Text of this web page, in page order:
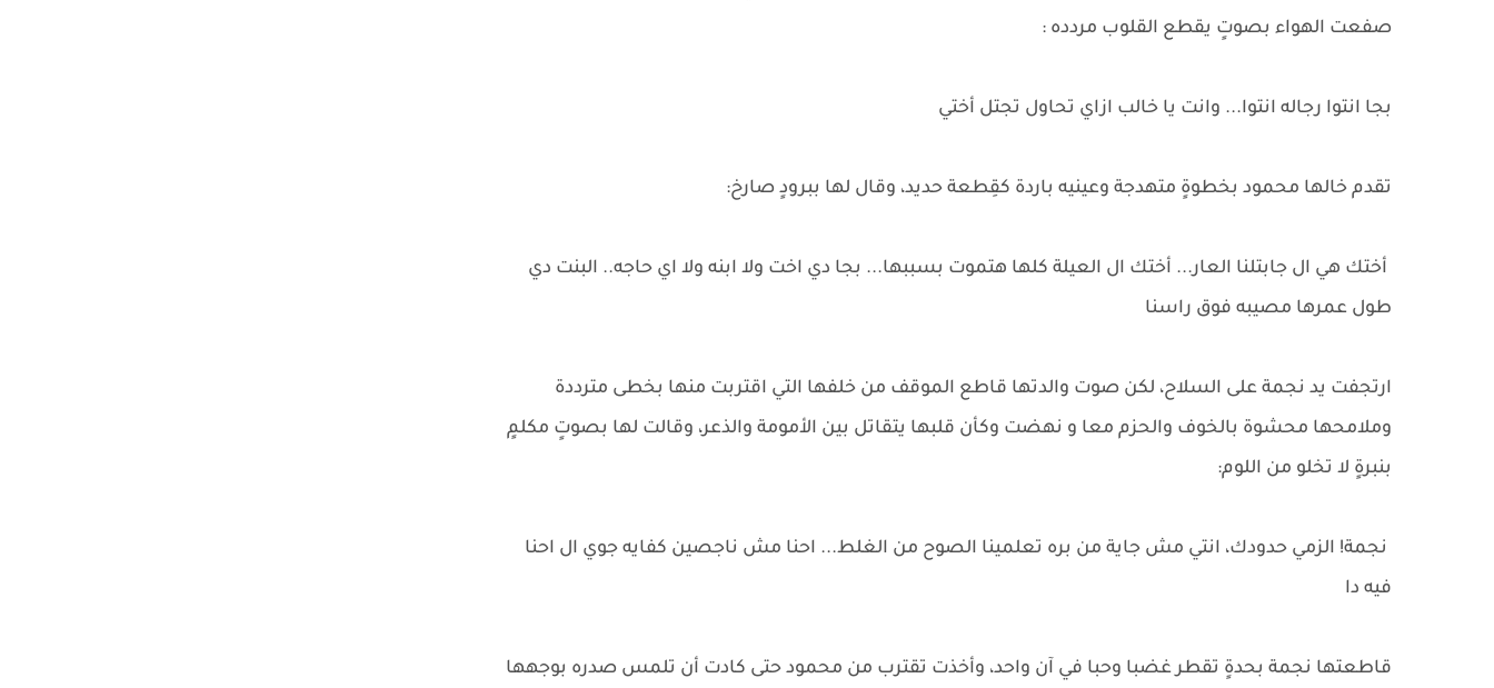
صفعت الهواء بصوتٍ يقطع القلوب مردده :
بجا انتوا رجاله انتوا... وانت يا خالب ازاي تحاول تجتل أختي
تقدم خالها محمود بخطوةٍ متهدجة وعينيه باردة كقِطعة حديد، وقال لها ببرودٍ صارخ:
أختك هي ال جابتلنا العار... أختك ال العيلة كلها هتموت بسببها... بجا دي اخت ولا ابنه ولا اي حاجه.. البنت دي
طول عمرها مصيبه فوق راسنا
ارتجفت يد نجمة على السلاح، لكن صوت والدتها قاطع الموقف من خلفها التي اقتربت منها بخطى مترددة
وملامحها محشوة بالخوف والحزم معا و نهضت وكأن قلبها يتقاتل بين الأمومة والذعر، وقالت لها بصوتٍ مكلمٍ
بنبرةٍ لا تخلو من اللوم:
نجمة! الزمي حدودك، انتي مش جاية من بره تعلمينا الصوح من الغلط... احنا مش ناجصين كفايه جوي ال احنا
فيه دا
قاطعتها نجمة بحدةٍ تقطر غضبا وحبا في آن واحد، وأخذت تقترب من محمود حتى كادت أن تلمس صدره بوجهها